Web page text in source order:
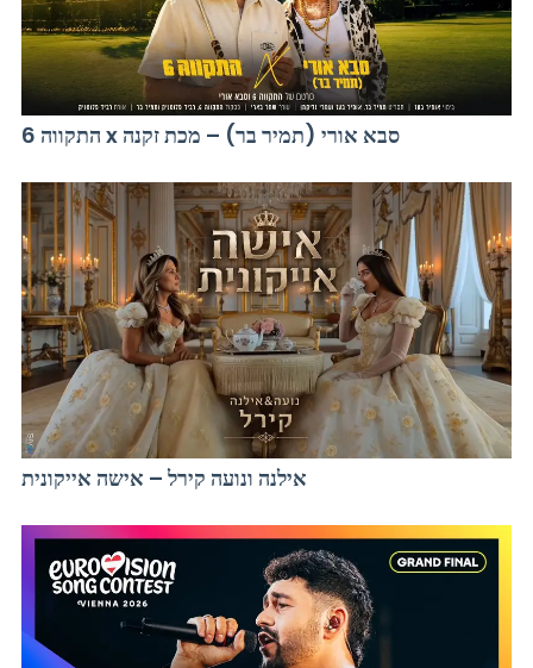
התקווה 6 x סבא אורי (תמיר בר) – מכת זקנה
אילנה ונועה קירל – אישה אייקונית